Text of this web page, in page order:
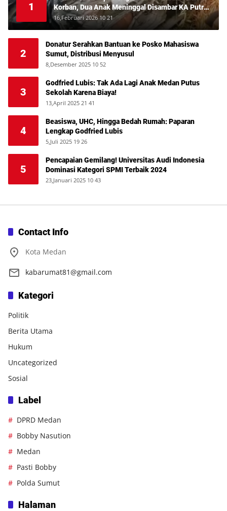
1
Korban, Dua Anak Meninggal Disambar KA Putri
Deli
16,Februari 2026 10 21
2
Donatur Serahkan Bantuan ke Posko Mahasiswa
Sumut, Distribusi Menyusul
8,Desember 2025 10 52
3
Godfried Lubis: Tak Ada Lagi Anak Medan Putus
Sekolah Karena Biaya!
13,April 2025 21 41
4
Beasiswa, UHC, Hingga Bedah Rumah: Paparan
Lengkap Godfried Lubis
5,Juli 2025 19 26
5
Pencapaian Gemilang! Universitas Audi Indonesia
Dominasi Kategori SPMI Terbaik 2024
23,Januari 2025 10 43
Contact Info
Kota Medan
kabarumat81@gmail.com
Kategori
Politik
Berita Utama
Hukum
Uncategorized
Sosial
Label
DPRD Medan
Bobby Nasution
Medan
Pasti Bobby
Polda Sumut
Halaman